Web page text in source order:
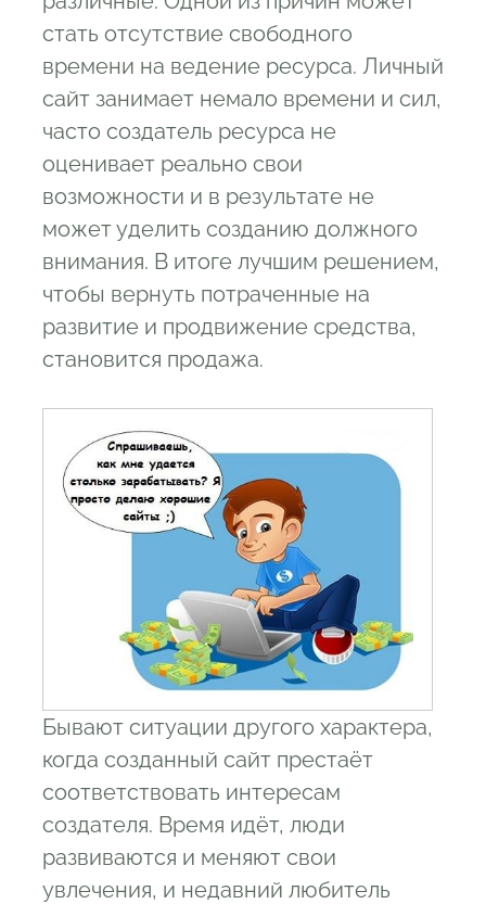
стать отсутствие свободного
времени на ведение ресурса. Личный
сайт занимает немало времени и сил,
часто создатель ресурса не
оценивает реально свои
возможности и в результате не
может уделить созданию должного
внимания. В итоге лучшим решением,
чтобы вернуть потраченные на
развитие и продвижение средства,
становится продажа.
Бывают ситуации другого характера,
когда созданный сайт престаёт
соответствовать интересам
создателя. Время идёт, люди
развиваются и меняют свои
увлечения, и недавний любитель